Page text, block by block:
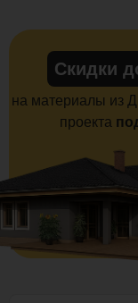
Скидки
на материалы из
проекта